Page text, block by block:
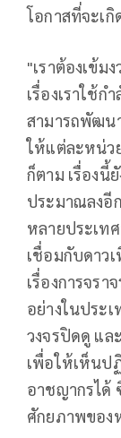
โอกาสที่จะเ
"เราต้องเข้ม
เรื่องเราใช้ก
สามารถพัฒน
ให้แต่ละหน่ว
ก็ตาม เรื่องนี้
ประมาณลงอี
หลายประเท
เชื่อมกับดาว
เรื่องการจรา
อย่างในประ
วงจรปิดดู แล
เพื่อให้เห็นป
อาชญากรได้
ศักยภาพของ